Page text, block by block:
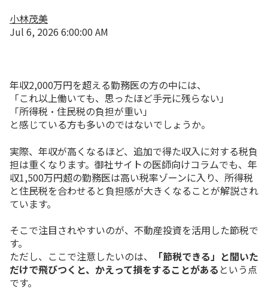
小林茂美
Jul 6, 2026 6:00:00 AM
年収2,000万円を超える勤務医の方の中には、
「これ以上働いても、思ったほど手元に残らない」
「所得税・住民税の負担が重い」
と感じている方も多いのではないでしょうか。
実際、年収が高くなるほど、追加で得た収入に対する税負
担は重くなります。御社サイトの医師向けコラムでも、年
収1,500万円超の勤務医は高い税率ゾーンに入り、所得税
と住民税を合わせると負担感が大きくなることが解説され
ています。
そこで注目されやすいのが、不動産投資を活用した節税で
す。
ただし、ここで注意したいのは、
「節税できる」と聞いた
だけで飛びつくと、かえって損をすることがある という点
です。